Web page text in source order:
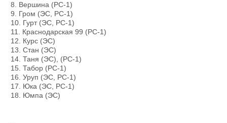
Вершина (РС-1)
Гром (ЭС, РС-1)
Гурт (ЭС, РС-1)
Краснодарская 99 (РС-1)
Курс (ЭС)
Стан (ЭС)
Таня (ЭС), (РС-1)
Табор (РС-1)
Уруп (ЭС, РС-1)
Юка (ЭС, РС-1)
Юмпа (ЭС)